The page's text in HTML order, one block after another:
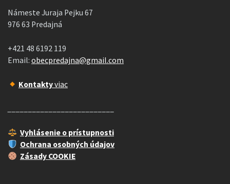
Námeste Juraja Pejku 67
976 63 Predajná
+421 48 6192 119
Email: obecpredajna@gmail.com
Kontaktyviac
Vyhlásenie o prístupnosti
Ochrana osobných údajov
Zásady COOKIE